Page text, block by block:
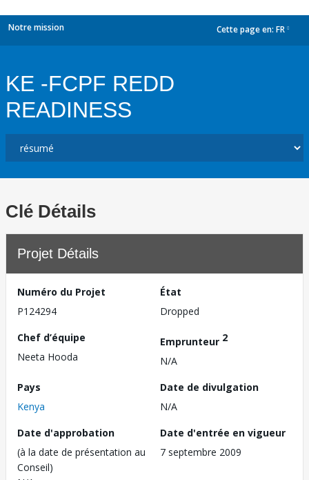
Notre mission Cette page en: FR
KE -FCPF REDD
READINESS
Clé Détails
Projet Détails
Numéro du Projet
P124294
État
Dropped
Chef d’équipe
Neeta Hooda
Emprunteur 2
N/A
Pays
Kenya
Date de divulgation
N/A
Date d'approbation
(à la date de présentation au
Conseil)
Date d'entrée en vigueur
7 septembre 2009